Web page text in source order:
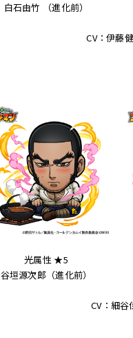
白石由竹 （進化前）
CV：伊藤
光属性 ★5
谷垣源次郎（進化前）
CV：細谷